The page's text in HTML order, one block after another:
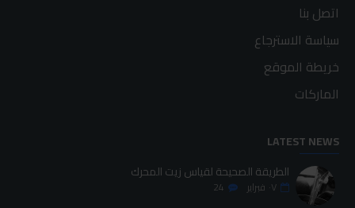
اتصل بنا
سياسة الاسترجاع
خريطة الموقع
الماركات
LATEST NEWS
الطريقة الصحيحة لقياس زيت المحرك
٠٧ فبراير 24